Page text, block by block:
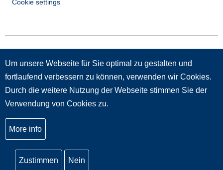
Cookie settings
GRÜNDUNGSMITGLIEDER
Um unsere Webseite für Sie optimal zu gestalten und
fortlaufend verbessern zu können, verwenden wir Cookies.
Durch die weitere Nutzung der Webseite stimmen Sie der
Verwendung von Cookies zu.
More info
Zustimmen Nein